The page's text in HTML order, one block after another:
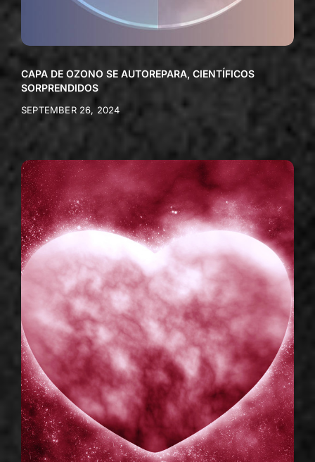
CAPA DE OZONO SE AUTOREPARA, CIENTÍFICOS
SORPRENDIDOS
SEPTEMBER 26, 2024